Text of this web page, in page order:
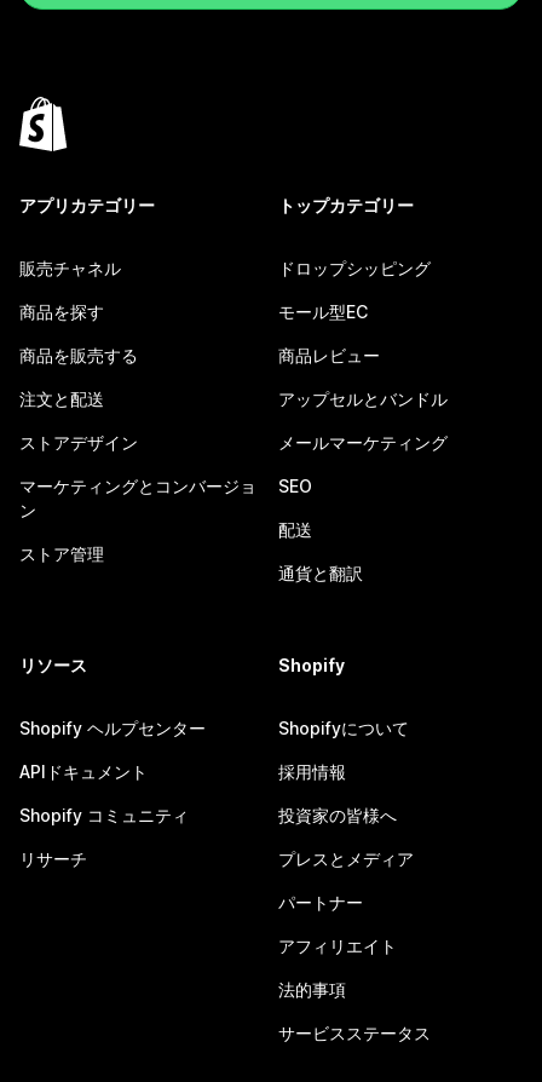
アプリカテゴリー
販売チャネル
商品を探す
商品を販売する
注文と配送
ストアデザイン
マーケティングとコンバージョ
ン
ストア管理
トップカテゴリー
ドロップシッピング
モール型EC
商品レビュー
アップセルとバンドル
メールマーケティング
SEO
配送
通貨と翻訳
リソース
Shopify ヘルプセンター
APIドキュメント
Shopify コミュニティ
リサーチ
Shopify
Shopifyについて
採用情報
投資家の皆様へ
プレスとメディア
パートナー
アフィリエイト
法的事項
サービスステータス